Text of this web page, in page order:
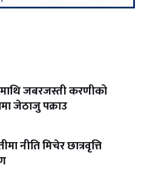
जबरजस्ती करणीको
जेठाजु पक्राउ
नीति मिचेर छात्रवृत्ति